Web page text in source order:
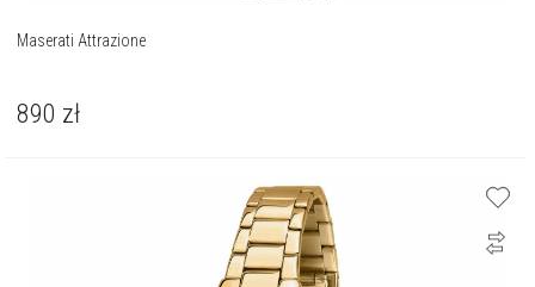
Maserati Attrazione
890 zł